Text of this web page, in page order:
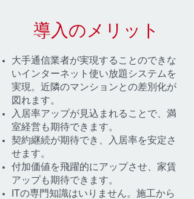
導入のメリット
大手通信業者が実現することのできな
いインターネット使い放題システムを
実現。近隣のマンションとの差別化が
図れます。
入居率アップが見込まれることで、満
室経営も期待できます。
契約継続が期待でき、入居率を安定さ
せます。
付加価値を飛躍的にアップさせ、家賃
アップも期待できます。
ITの専門知識はいりません。施工から